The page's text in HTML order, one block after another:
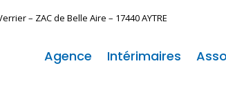
– ZAC de Belle Aire – 17440 AYTRE
Agence Intérimaires